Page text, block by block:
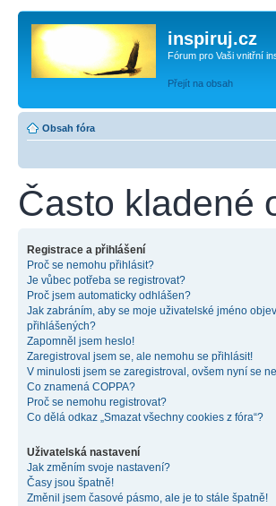
inspiruj.cz
Fórum pro Vaši vnitřní
Přejít na obsah
Obsah fóra
Často kladené
Registrace a přihlášení
Proč se nemohu přihlásit?
Je vůbec potřeba se registrovat?
Proč jsem automaticky odhlášen?
Jak zabráním, aby se moje uživatelské jméno
přihlášených?
Zapomněl jsem heslo!
Zaregistroval jsem se, ale nemohu se přihlásit!
V minulosti jsem se zaregistroval, ovšem nyní se
Co znamená COPPA?
Proč se nemohu registrovat?
Co dělá odkaz „Smazat všechny cookies z fóra“?
Uživatelská nastavení
Jak změním svoje nastavení?
Časy jsou špatně!
Změnil jsem časové pásmo, ale je to stále špatně!